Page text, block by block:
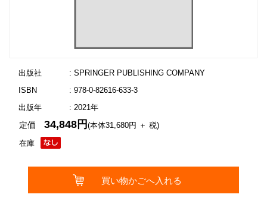
出版社
: SPRINGER PUBLISHING COMPANY
ISBN
: 978-0-82616-633-3
出版年
: 2021年
在庫
定価34,848円(本体31,680円 ＋ 税)